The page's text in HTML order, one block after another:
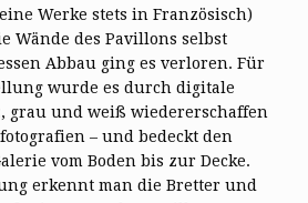
Werke stets in Französisch)
Wände des Pavillons selbst
Abbau ging es verloren. Für
wurde es durch digitale
grau und weiß wiedererschaffen
– und bedeckt den
vom Boden bis zur Decke.
erkennt man die Bretter und